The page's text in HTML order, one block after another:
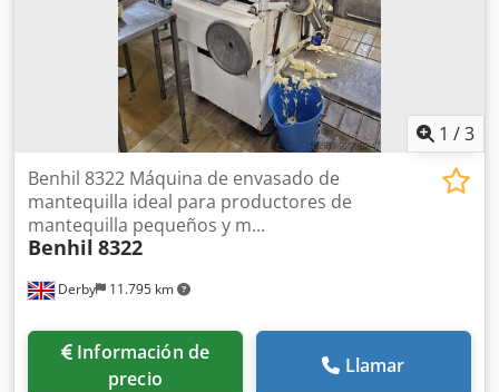
1 /3
Derby 11.795 km
Benhil 8322 Máquina de envasado de
mantequilla ideal para productores de
mantequilla pequeños y m...
Benhil 8322
Información de
precio
Llamar